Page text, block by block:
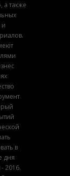
а также
и
в
дня
2016.